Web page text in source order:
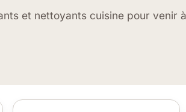
et nettoyants cuisine pour venir